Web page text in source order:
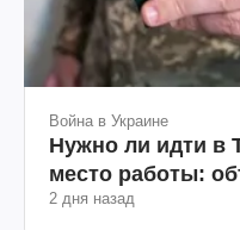
Война в Украине
Нужно ли идти в
место работы:
2 дня назад